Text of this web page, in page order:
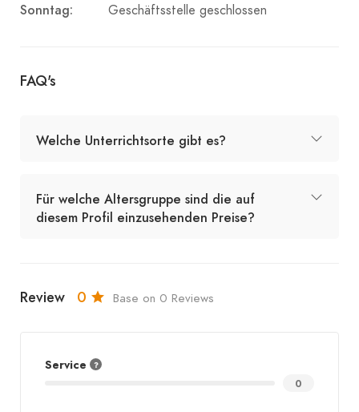
Sonntag: Geschäftsstelle geschlossen
FAQ's
Welche Unterrichtsorte gibt es?
Für welche Altersgruppe sind die auf
diesem Profil einzusehenden Preise?
Review 0 Base on 0 Reviews
Service
0